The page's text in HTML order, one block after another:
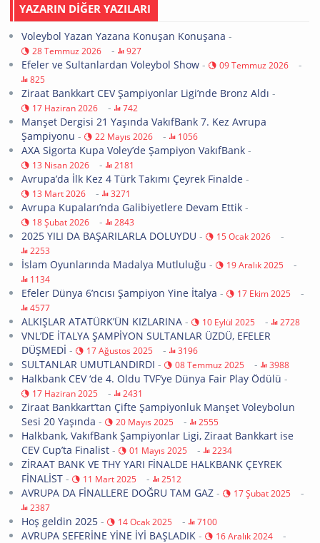
YAZARIN DİĞER YAZILARI
Voleybol Yazan Yazana Konuşan Konuşana -
28 Temmuz 2026 - 927
Efeler ve Sultanlardan Voleybol Show - 09 Temmuz 2026 -
825
Ziraat Bankkart CEV Şampiyonlar Ligi’nde Bronz Aldı -
17 Haziran 2026 - 742
Manşet Dergisi 21 Yaşında VakıfBank 7. Kez Avrupa
Şampiyonu - 22 Mayıs 2026 - 1056
AXA Sigorta Kupa Voley’de Şampiyon VakıfBank -
13 Nisan 2026 - 2181
Avrupa’da İlk Kez 4 Türk Takımı Çeyrek Finalde -
13 Mart 2026 - 3271
Avrupa Kupaları’nda Galibiyetlere Devam Ettik -
18 Şubat 2026 - 2843
2025 YILI DA BAŞARILARLA DOLUYDU - 15 Ocak 2026 -
2253
İslam Oyunlarında Madalya Mutluluğu - 19 Aralık 2025 -
1134
Efeler Dünya 6’ncısı Şampiyon Yine İtalya - 17 Ekim 2025 -
4577
ALKIŞLAR ATATÜRK’ÜN KIZLARINA - 10 Eylül 2025 - 2728
VNL’DE İTALYA ŞAMPİYON SULTANLAR ÜZDÜ, EFELER
DÜŞMEDİ - 17 Ağustos 2025 - 3196
SULTANLAR UMUTLANDIRDI - 08 Temmuz 2025 - 3988
Halkbank CEV ‘de 4. Oldu TVF’ye Dünya Fair Play Ödülü -
17 Haziran 2025 - 2431
Ziraat Bankkart’tan Çifte Şampiyonluk Manşet Voleybolun
Sesi 20 Yaşında - 20 Mayıs 2025 - 2555
Halkbank, VakıfBank Şampiyonlar Ligi, Ziraat Bankkart ise
CEV Cup’ta Finalist - 01 Mayıs 2025 - 2234
ZİRAAT BANK VE THY YARI FİNALDE HALKBANK ÇEYREK
FİNALİST - 11 Mart 2025 - 2512
AVRUPA DA FİNALLERE DOĞRU TAM GAZ - 17 Şubat 2025 -
2387
Hoş geldin 2025 - 14 Ocak 2025 - 7100
AVRUPA SEFERİNE YİNE İYİ BAŞLADIK - 16 Aralık 2024 -